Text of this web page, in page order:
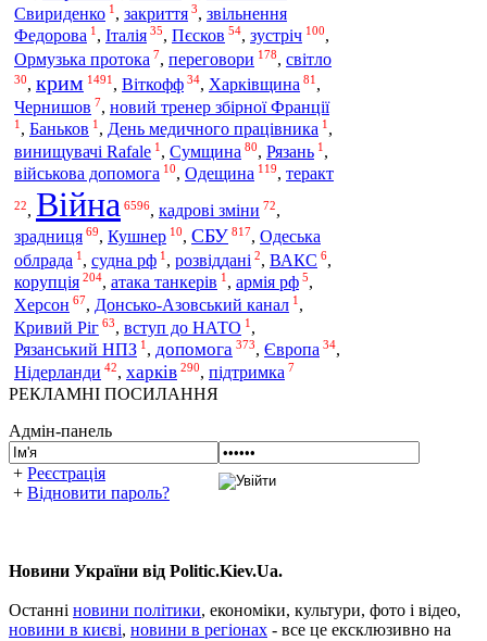
Свириденко 1 , закриття 3, звільнення
Федорова 1, Італія 35, Пєсков 54, зустріч 100,
Ормузька протока 7, переговори 178, світло
30, крим 1491 , Віткофф 34, Харківщина 81 ,
Чернишов 7, новий тренер збірної Франції
1, Баньков 1, День медичного працівника 1,
винищувачі Rafale 1 , Сумщина 80, Рязань 1 ,
військова допомога 10, Одещина 119, теракт
22, Війна 6596, кадрові зміни 72,
зрадниця 69, Кушнер 10, СБУ 817, Одеська
облрада 1 , судна рф 1 , розвіддані 2, ВАКС 6,
корупція 204, атака танкерів 1 , армія рф 5,
Херсон 67, Донсько-Азовський канал 1,
Кривий Ріг 63, вступ до НАТО 1 ,
Рязанський НПЗ 1 , допомога 373, Європа 34,
Нідерланди 42, харків 290, підтримка 7
РЕКЛАМНІ ПОСИЛАННЯ
Адмін-панель
+ Реєстрація
+ Відновити пароль?
Новини України від Politic.Kiev.Ua.
Останні новини політики, економіки, культури, фото і відео,
новини в києві, новини в регіонах - все це ексклюзивно на